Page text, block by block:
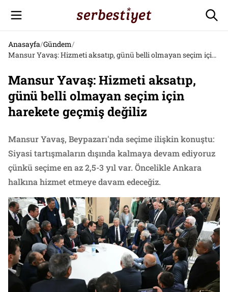
Anasayfa/Gündem/
Mansur Yavaş: Hizmeti aksatıp, günü belli olmayan seçim için harekete geçmiş değiliz
Mansur Yavaş: Hizmeti aksatıp,
günü belli olmayan seçim için
harekete geçmiş değiliz
Mansur Yavaş, Beypazarı'nda seçime ilişkin konuştu:
Siyasi tartışmaların dışında kalmaya devam ediyoruz
çünkü seçime en az 2,5-3 yıl var. Öncelikle Ankara
halkına hizmet etmeye davam edeceğiz.